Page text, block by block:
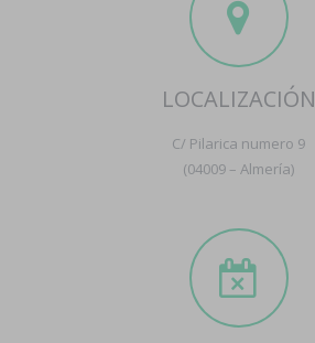
LOCALIZACIÓN
C/ Pilarica numero 9
(04009 – Almería)